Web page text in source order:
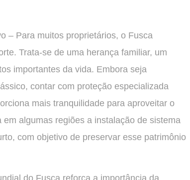
– Para muitos proprietários, o Fusca
Trata-se de uma herança familiar, um
importantes da vida. Embora seja
contar com proteção especializada
mais tranquilidade para aproveitar o
algumas regiões a instalação de sistema
com objetivo de preservar esse patrimônio
do Fusca reforça a importância da